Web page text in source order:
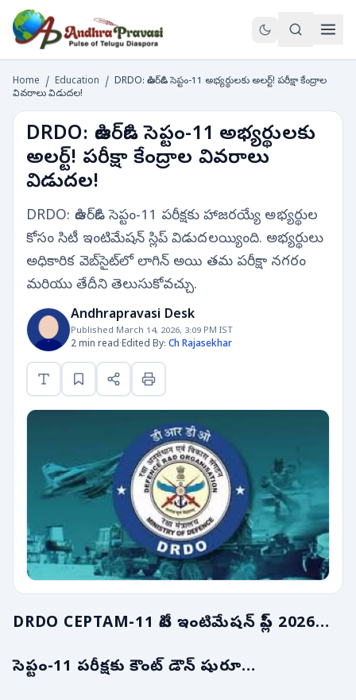
Home / Education / DRDO: డిఆర్‌డిఓ సెప్టం-11 అభ్యర్థులకు అలర్ట్! పరీక్షా కేంద్రాల
వివరాలు విడుదల!
DRDO: డిఆర్‌డిఓ సెప్టం-11 అభ్యర్థులకు
అలర్ట్! పరీక్షా కేంద్రాల వివరాలు
విడుదల!
DRDO: డిఆర్‌డిఓ సెప్టం-11 పరీక్షకు హాజరయ్యే అభ్యర్థుల
కోసం సిటీ ఇంటిమేషన్ స్లిప్ విడుదలయ్యింది. అభ్యర్థులు
అధికారిక వెబ్‌సైట్‌లో లాగిన్ అయి తమ పరీక్షా నగరం
మరియు తేదీని తెలుసుకోవచ్చు.
Andhrapravasi Desk
Published March 14, 2026, 3:09 PM IST
2 min read·Edited By: Ch Rajasekhar
DRDO CEPTAM-11 సిటీ ఇంటిమేషన్ స్లిప్ 2026…
సెప్టం-11 పరీక్షకు కౌంట్ డౌన్ షురూ…